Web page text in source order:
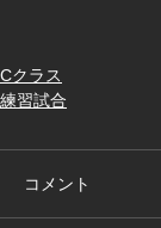
Cクラス
練習試合
コメント